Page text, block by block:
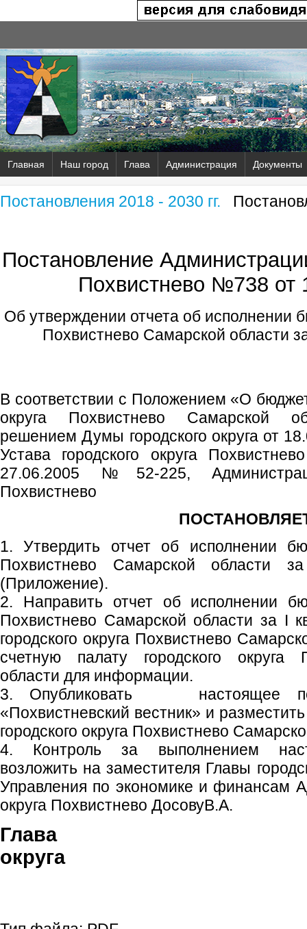
Главная Наш город Глава Администрация Документы
Постановления 2018 - 2030 гг.
Постановление
Похвистнево №738 от
Об утверждении отчета об исполнении
Похвистнево Самарской области
В соответствии с Положением «О
округа Похвистнево Самарской
решением Думы городского округа от
Устава городского округа
27.06.2005 №52-225,
Похвистнево
1. Утвердить отчет об исполнении
Похвистнево Самарской области
(Приложение).
2. Направить отчет об исполнении
Похвистнево Самарской области за I
городского округа Похвистнево
счетную палату городского округа
области для информации.
3. Опубликовать настоящее
«Похвистневский вестник» и
городского округа Похвистнево
4. Контроль за выполнением
возложить на заместителя Главы
Управления по экономике и финансам
округа Похвистнево ДосовуВ.А.
Глава
округа С.П.